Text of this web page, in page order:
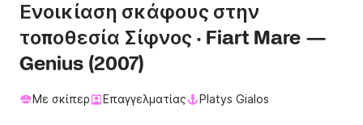
Ενοικίαση σκάφους στην
τοποθεσία Σίφνος · Fiart Mare —
Genius (2007)
Με σκίπερ Επαγγελματίας Platys Gialos